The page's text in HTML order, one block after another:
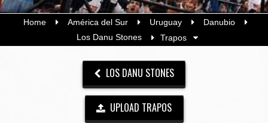
Home América del Sur Uruguay
Danubio
Los Danu Stones
Trapos
LOS DANU STONES
UPLOAD TRAPOS